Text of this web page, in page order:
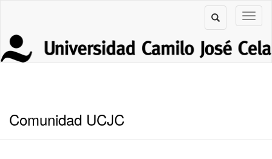
Comunidad UCJC